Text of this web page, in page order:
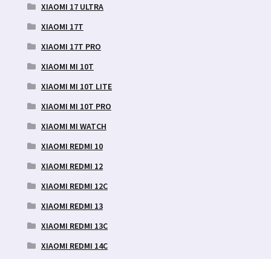
XIAOMI 17 ULTRA
XIAOMI 17T
XIAOMI 17T PRO
XIAOMI MI 10T
XIAOMI MI 10T LITE
XIAOMI MI 10T PRO
XIAOMI MI WATCH
XIAOMI REDMI 10
XIAOMI REDMI 12
XIAOMI REDMI 12C
XIAOMI REDMI 13
XIAOMI REDMI 13C
XIAOMI REDMI 14C